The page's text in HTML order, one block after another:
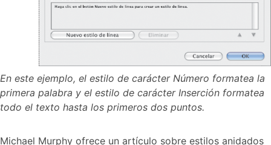
En este ejemplo, el estilo de carácter Número formatea la
primera palabra y el estilo de carácter Inserción formatea
todo el texto hasta los primeros dos puntos.
Michael Murphy ofrece un artículo sobre estilos anidados